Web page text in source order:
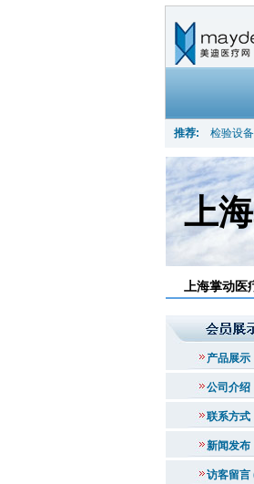
推荐: 检验设备
上
上海掌动
产品展示
公司介绍
联系方式
新闻发布
访客留言